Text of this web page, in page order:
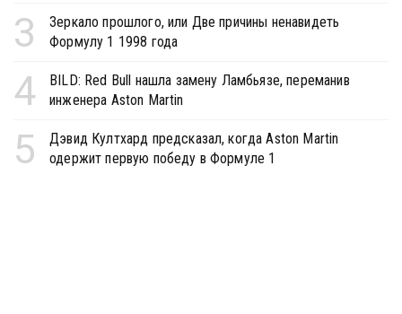
3
Зеркало прошлого, или Две причины ненавидеть
Формулу 1 1998 года
4
BILD: Red Bull нашла замену Ламбьязе, переманив
инженера Aston Martin
5
Дэвид Култхард предсказал, когда Aston Martin
одержит первую победу в Формуле 1